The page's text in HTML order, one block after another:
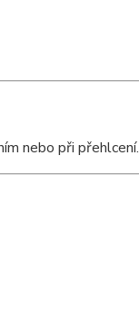
nebo při přehlcení.